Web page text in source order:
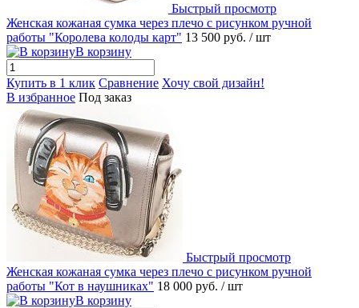
Быстрый просмотр
Женская кожаная сумка через плечо с рисунком ручной
работы "Королева колоды карт" 13 500 руб. / шт
В корзину
Купить в 1 клик Сравнение Хочу свой дизайн!
В избранное Под заказ
Быстрый просмотр
Женская кожаная сумка через плечо с рисунком ручной
работы "Кот в наушниках" 18 000 руб. / шт
В корзину